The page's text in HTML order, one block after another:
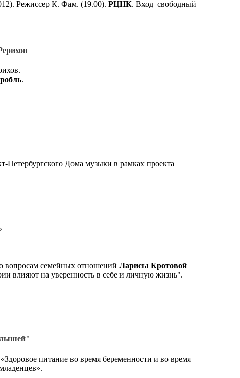
Режиссер К. Фам. (19.00). РЦНК. Вход свободный
.
Дома музыки в рамках проекта
вопросам семейных отношений Ларисы Кротовой
влияют на уверенность в себе и личную жизнь".
питание во время беременности и во время